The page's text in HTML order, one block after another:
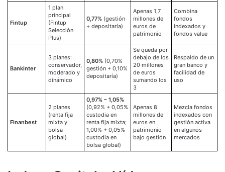
Fintup
1 plan
principal
(Fintup
Selección
Plus)
0,77% (gestión
+ depositaría)
Apenas 1,7
millones de
euros de
patrimonio
Combina
fondos
indexados y
fondos value
Bankinter
3 planes:
conservador,
moderado y
dinámico
0,80% (0,70%
gestión + 0,10%
depositaría)
Se queda por
debajo de los
20 millones
de euros
sumando los
3
Respaldo de un
gran banco y
facilidad de
uso
Finanbest
2 planes
(renta fija
mixta y
bolsa
global)
0,97% – 1,05%
(0,92% + 0,05%
custodia en
renta fija mixta;
1,00% + 0,05%
custodia en
bolsa global)
Apenas 8
millones de
euros en
patrimonio
bajo gestión
Mezcla fondos
indexados con
gestión activa
en algunos
mercados